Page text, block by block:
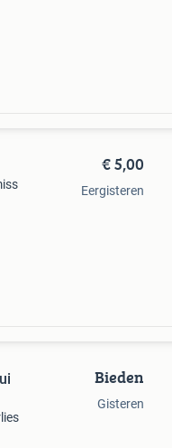
€ 5,00
Eergisteren
Bieden
Gisteren